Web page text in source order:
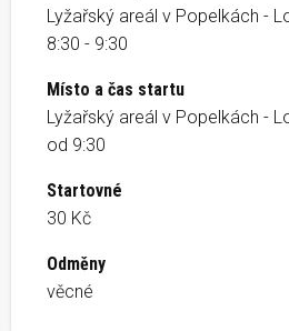
Lyžařský areál v Popelkách -
8:30 - 9:30
Místo a čas startu
Lyžařský areál v Popelkách -
od 9:30
Startovné
30 Kč
Odměny
věcné